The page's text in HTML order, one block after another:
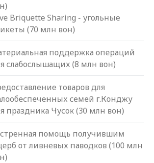
Briquette Sharing - угольные
(70 млн вон)
поддержка операций
слабослышащих (8 млн вон)
товаров для
семей г.Конджу
праздника Чусок (30 млн вон)
помощь получившим
от ливневых паводков (100 млн